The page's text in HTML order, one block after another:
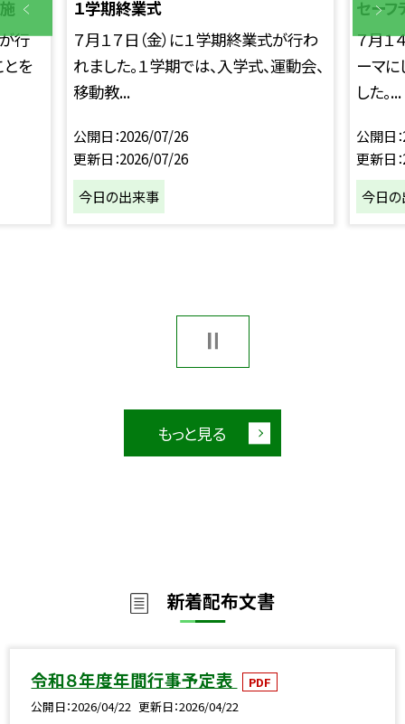
行
とを
１学期終業式
７月１７日（金）に１学期終業式が行わ
れました。１学期では、入学式、運動会、
移動教...
公開日 2026/07/26
更新日 2026/07/26
今日の出来事
セーフ
７月１
ーマ
した。...
公開日
更新日
今日
もっと見る
新着配布文書
令和８年度年間行事予定表
PDF
公開日 2026/04/22 更新日 2026/04/22